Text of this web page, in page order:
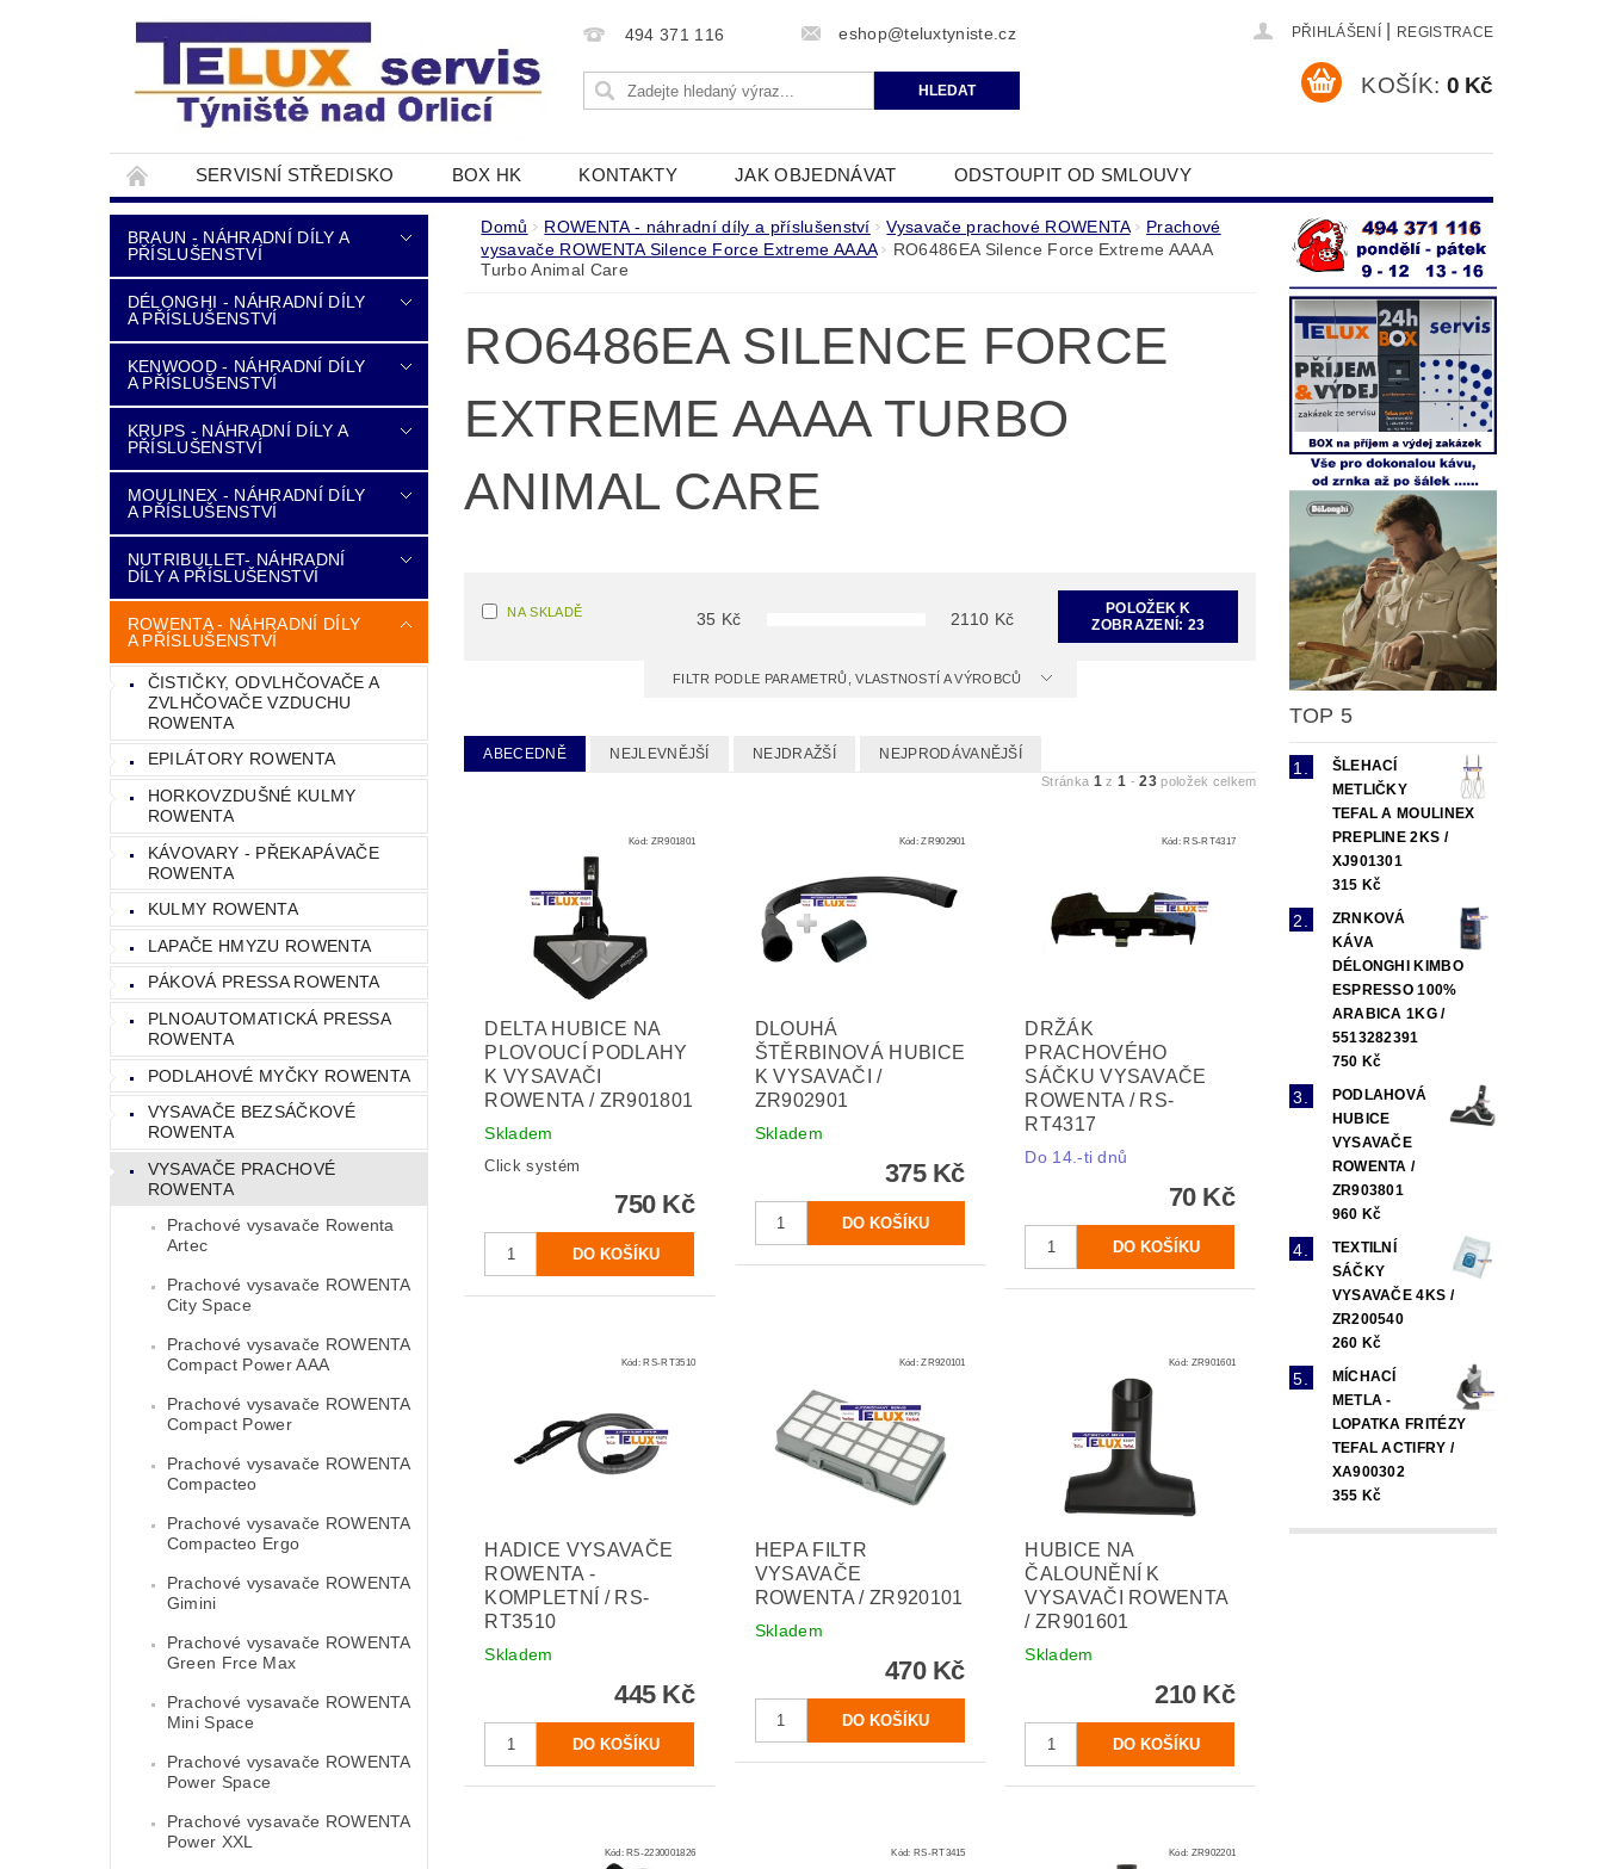
494 371 116 eshop@teluxtyniste.cz PŘIHLÁŠENÍ REGISTRACE
KOŠÍK: 0 Kč
SERVISNÍ STŘEDISKO BOX HK KONTAKTY JAK OBJEDNÁVAT ODSTOUPIT OD SMLOUVY
DOPRAVA A PLATBA NAPIŠTE NÁM OBCHODNÍ PODMÍNKY ZPRACOVÁNÍ OSOBNÍCH ÚDAJŮ
BRAUN - NÁHRADNÍ DÍLY A
PŘÍSLUŠENSTVÍ
DÉLONGHI - NÁHRADNÍ DÍLY
A PŘÍSLUŠENSTVÍ
KENWOOD - NÁHRADNÍ DÍLY
A PŘÍSLUŠENSTVÍ
KRUPS - NÁHRADNÍ DÍLY A
PŘÍSLUŠENSTVÍ
MOULINEX - NÁHRADNÍ DÍLY
A PŘÍSLUŠENSTVÍ
NUTRIBULLET- NÁHRADNÍ
DÍLY A PŘÍSLUŠENSTVÍ
ROWENTA - NÁHRADNÍ DÍLY
A PŘÍSLUŠENSTVÍ
ČISTIČKY, ODVLHČOVAČE A
ZVLHČOVAČE VZDUCHU
ROWENTA
EPILÁTORY ROWENTA
HORKOVZDUŠNÉ KULMY
ROWENTA
KÁVOVARY - PŘEKAPÁVAČE
ROWENTA
KULMY ROWENTA
LAPAČE HMYZU ROWENTA
PÁKOVÁ PRESSA ROWENTA
PLNOAUTOMATICKÁ PRESSA
ROWENTA
PODLAHOVÉ MYČKY ROWENTA
VYSAVAČE BEZSÁČKOVÉ
ROWENTA
VYSAVAČE PRACHOVÉ
ROWENTA
Prachové vysavače Rowenta
Artec
Prachové vysavače ROWENTA
City Space
Prachové vysavače ROWENTA
Compact Power AAA
Prachové vysavače ROWENTA
Compact Power
Prachové vysavače ROWENTA
Compacteo
Prachové vysavače ROWENTA
Compacteo Ergo
Prachové vysavače ROWENTA
Gimini
Prachové vysavače ROWENTA
Green Frce Max
Prachové vysavače ROWENTA
Mini Space
Prachové vysavače ROWENTA
Power Space
Prachové vysavače ROWENTA
Power XXL
Domů ROWENTA - náhradní díly a příslušenství Vysavače prachové ROWENTA
Prachové
vysavače ROWENTA Silence Force Extreme AAAA
RO6486EA Silence Force Extreme AAAA
Turbo Animal Care
RO6486EA SILENCE FORCE
EXTREME AAAA TURBO
ANIMAL CARE
NA SKLADĚ 35 Kč 2110 Kč
POLOŽEK K
ZOBRAZENÍ: 23
FILTR PODLE PARAMETRŮ, VLASTNOSTÍ A VÝROBCŮ
ABECEDNĚ NEJLEVNĚJŠÍ NEJDRAŽŠÍ NEJPRODÁVANĚJŠÍ
Stránka 1 z1 -23položek celkem
Kód: ZR901801
DELTA HUBICE NA
PLOVOUCÍ PODLAHY
K VYSAVAČI
ROWENTA / ZR901801
Skladem
Click systém
750 Kč
Kód:ZR902901
DLOUHÁ
ŠTĚRBINOVÁ HUBICE
K VYSAVAČI /
ZR902901
Skladem
375 Kč
Kód:RS-RT4317
DRŽÁK
PRACHOVÉHO
SÁČKU VYSAVAČE
ROWENTA / RS-
RT4317
Do 14.-ti dnů
70 Kč
Kód:RS-RT3510
HADICE VYSAVAČE
ROWENTA -
KOMPLETNÍ / RS-
RT3510
Skladem
445 Kč
Kód:ZR920101
HEPA FILTR
VYSAVAČE
ROWENTA / ZR920101
Skladem
470 Kč
Kód: ZR901601
HUBICE NA
ČALOUNĚNÍ K
VYSAVAČI ROWENTA
/ ZR901601
Skladem
210 Kč
Kód:RS-2230001826 Kód: RS-RT3415 Kód: ZR902201
TOP 5
ŠLEHACÍ
METLIČKY
TEFAL A MOULINEX
PREPLINE 2KS /
XJ901301
315 Kč
ZRNKOVÁ
KÁVA
DÉLONGHI KIMBO
ESPRESSO 100%
ARABICA 1KG /
5513282391
750 Kč
PODLAHOVÁ
HUBICE
VYSAVAČE
ROWENTA /
ZR903801
960 Kč
TEXTILNÍ
SÁČKY
VYSAVAČE 4KS /
ZR200540
260 Kč
MÍCHACÍ
METLA -
LOPATKA FRITÉZY
TEFAL ACTIFRY /
XA900302
355 Kč